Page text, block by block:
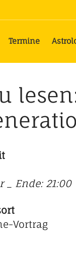
Termine
_ Ende: 21:00
Vortrag